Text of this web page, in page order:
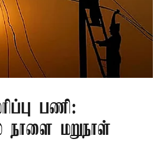
பணி:
நாளை மறுநாள்